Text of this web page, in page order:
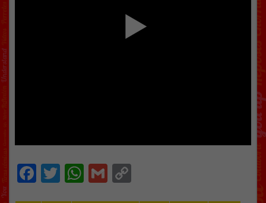
Facebook
Twitter
WhatsApp
Gmail